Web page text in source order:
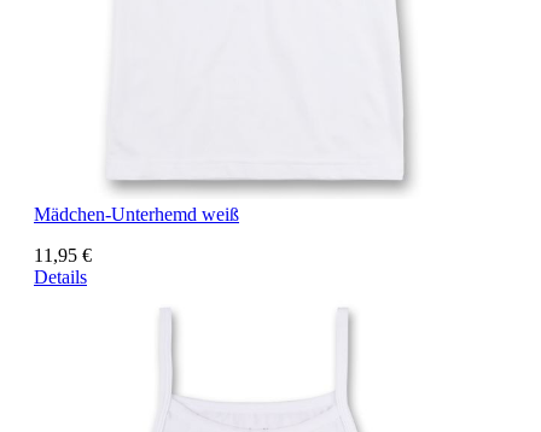
Mädchen-Unterhemd weiß
11,95 €
Details